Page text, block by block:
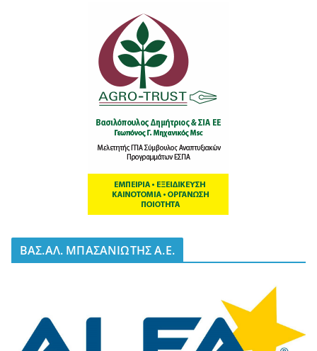
BΑΣ.ΑΛ. ΜΠΑΣΑΝΙΩΤΗΣ Α.Ε.